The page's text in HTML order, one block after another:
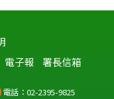
電子報 署長信箱
電話：02-2395-9825